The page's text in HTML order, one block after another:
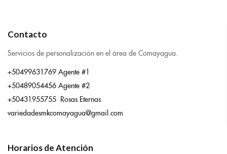
Contacto
Servicios de personalización en el área de Comayagua.
+50499631769 Agente #1
+50489054456 Agente #2
+50431955755 Rosas Eternas
variedadesmkcomayagua@gmail.com
Horarios de Atención